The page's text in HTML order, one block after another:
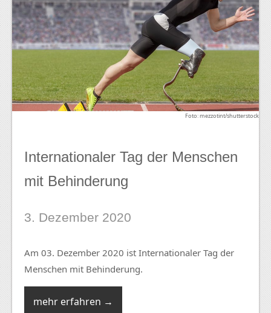
Foto: mezzotint/shutterstock
Internationaler Tag der Menschen
mit Behinderung
3. Dezember 2020
Am 03. Dezember 2020 ist Internationaler Tag der
Menschen mit Behinderung.
mehr erfahren →